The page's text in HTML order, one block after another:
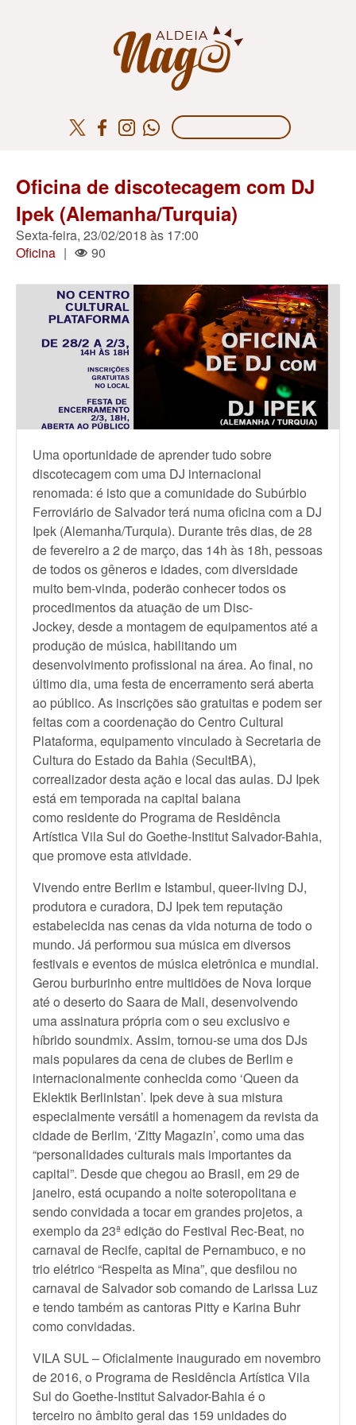
Oficina de discotecagem com DJ
Ipek (Alemanha/Turquia)
Sexta-feira, 23/02/2018 às 17:00
Oficina | 90
Uma oportunidade de aprender tudo sobre
discotecagem com uma DJ internacional
renomada: é isto que a comunidade do Subúrbio
Ferroviário de Salvador terá numa oficina com a DJ
Ipek (Alemanha/Turquia). Durante três dias, de 28
de fevereiro a 2 de março, das 14h às 18h, pessoas
de todos os gêneros e idades, com diversidade
muito bem-vinda, poderão conhecer todos os
procedimentos da atuação de um Disc-
Jockey, desde a montagem de equipamentos até a
produção de música, habilitando um
desenvolvimento profissional na área. Ao final, no
último dia, uma festa de encerramento será aberta
ao público. As inscrições são gratuitas e podem ser
feitas com a coordenação do Centro Cultural
Plataforma, equipamento vinculado à Secretaria de
Cultura do Estado da Bahia (SecultBA),
correalizador desta ação e local das aulas. DJ Ipek
está em temporada na capital baiana
como residente do Programa de Residência
Artística Vila Sul do Goethe-Institut Salvador-Bahia,
que promove esta atividade.
Vivendo entre Berlim e Istambul, queer-living DJ,
produtora e curadora, DJ Ipek tem reputação
estabelecida nas cenas da vida noturna de todo o
mundo. Já performou sua música em diversos
festivais e eventos de música eletrônica e mundial.
Gerou burburinho entre multidões de Nova Iorque
até o deserto do Saara de Mali, desenvolvendo
uma assinatura própria com o seu exclusivo e
híbrido soundmix. Assim, tornou-se uma dos DJs
mais populares da cena de clubes de Berlim e
internacionalmente conhecida como ‘Queen da
Eklektik BerlinIstan’. Ipek deve à sua mistura
especialmente versátil a homenagem da revista da
cidade de Berlim, ‘Zitty Magazin’, como uma das
“personalidades culturais mais importantes da
capital”. Desde que chegou ao Brasil, em 29 de
janeiro, está ocupando a noite soteropolitana e
sendo convidada a tocar em grandes projetos, a
exemplo da 23ª edição do Festival Rec-Beat, no
carnaval de Recife, capital de Pernambuco, e no
trio elétrico “Respeita as Mina”, que desfilou no
carnaval de Salvador sob comando de Larissa Luz
e tendo também as cantoras Pitty e Karina Buhr
como convidadas.
VILA SUL – Oficialmente inaugurado em novembro
de 2016, o Programa de Residência Artística Vila
Sul do Goethe-Institut Salvador-Bahia é o
terceiro no âmbito geral das 159 unidades do